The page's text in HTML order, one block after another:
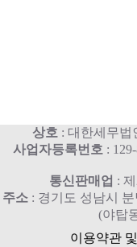
상호 : 대한세무법
사업자등록번호 :
통신판매업 :
주소 : 경기도 성남시
(야탑
이용약관